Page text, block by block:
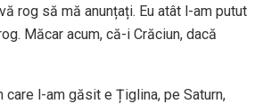
rog să mă anunțați. Eu atât l-am putut
Măcar acum, că-i Crăciun, dacă
care l-am găsit e Țiglina, pe Saturn,